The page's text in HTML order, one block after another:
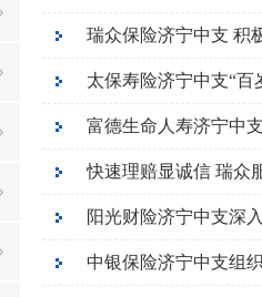
瑞众保险济宁中支 积
太保寿险济宁中支“百
富德生命人寿济宁中
快速理赔显诚信 瑞众
阳光财险济宁中支深
中银保险济宁中支组